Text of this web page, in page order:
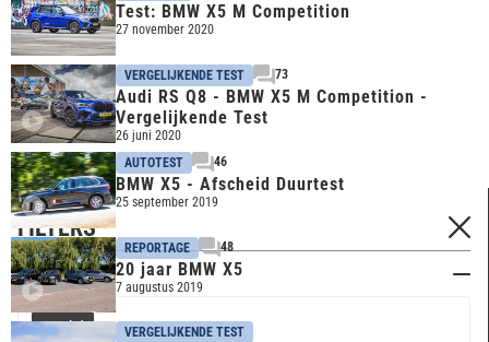
FILTERS
Merk & model
BMW
Test: BMW X5 M Competition
27 november 2020
VERGELIJKENDE TEST 73
Audi RS Q8 - BMW X5 M Competition -
Vergelijkende Test
26 juni 2020
AUTOTEST
46
BMW X5 - Afscheid Duurtest
25 september 2019
REPORTAGE 48
20 jaar BMW X5
7 augustus 2019
VERGELIJKENDE TEST